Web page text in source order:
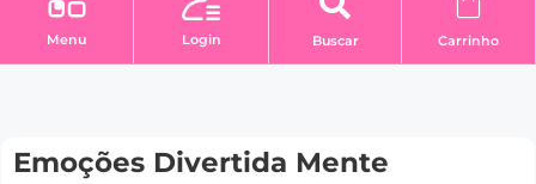
Menu Login Buscar Carrinho
Emoções Divertida Mente